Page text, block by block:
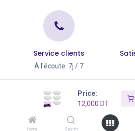
Price:
12,000 DT
Home Search
Service clients
À l'écoute 7j / 7
Copyright © Go Big